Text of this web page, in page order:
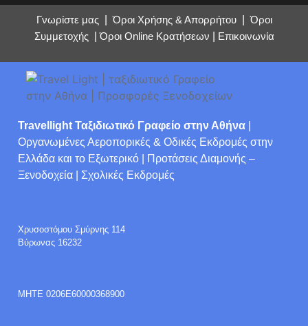
Γνωρίστε μας|Όροι Χρήσης & Απορρήτου|Όροι
Συμμετοχής
|Όροι Online Κρατήσεων Επικοινωνία
Travellight Ταξιδιωτικό Γραφείο στην Αθήνα
Οργανωμένες Αεροπορικές & Οδικές Εκδρομές στην
Ελλάδα και το Εξωτερικό | Προτάσεις Διαμονής –
Ξενοδοχεία | Σχολικές Εκδρομές
Χρυσοστόμου Σμύρνης 114
Βύρωνας 16232
ΜΗΤΕ 0206E60000368900